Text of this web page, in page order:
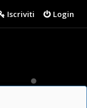
Login
Iscriviti